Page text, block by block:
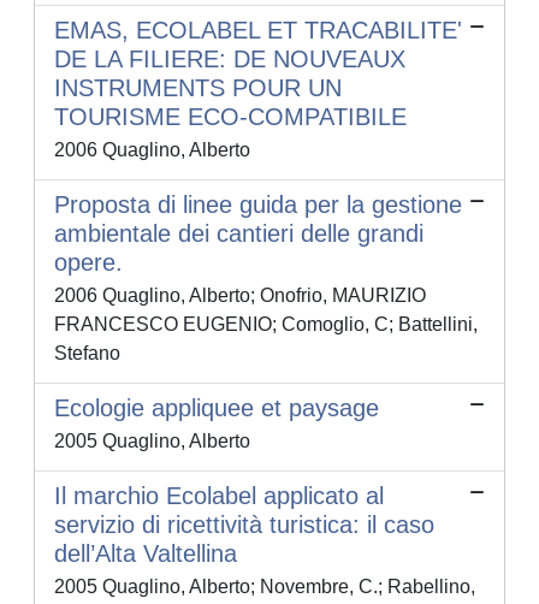
EMAS, ECOLABEL ET TRACABILITE'
DE LA FILIERE: DE NOUVEAUX
INSTRUMENTS POUR UN
TOURISME ECO-COMPATIBILE
2006 Quaglino, Alberto
Proposta di linee guida per la gestione
ambientale dei cantieri delle grandi
opere.
2006 Quaglino, Alberto; Onofrio, MAURIZIO
FRANCESCO EUGENIO; Comoglio, C; Battellini,
Stefano
Ecologie appliquee et paysage
2005 Quaglino, Alberto
Il marchio Ecolabel applicato al
servizio di ricettività turistica: il caso
dell’Alta Valtellina
2005 Quaglino, Alberto; Novembre, C.; Rabellino,